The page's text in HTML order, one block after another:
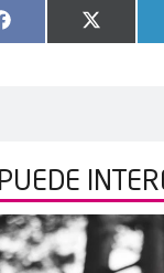
Facebook
X